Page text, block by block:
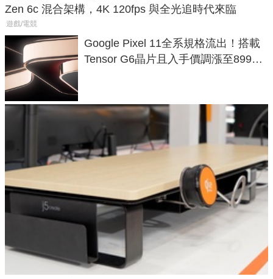
Zen 6c 混合架構，4K 120fps 與全光追時代來臨
遊戲/電競
Google Pixel 11全系規格流出！搭載
Tensor G6晶片且入手價調漲至899美